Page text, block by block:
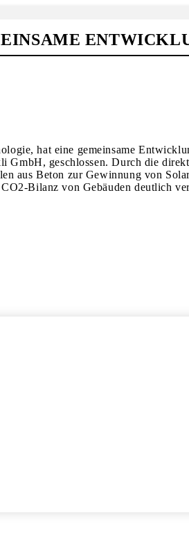
hat eine gemeinsame
GmbH, geschlossen. Durch die
aus Beton zur Gewinnung von
Bilanz von Gebäuden deutlich